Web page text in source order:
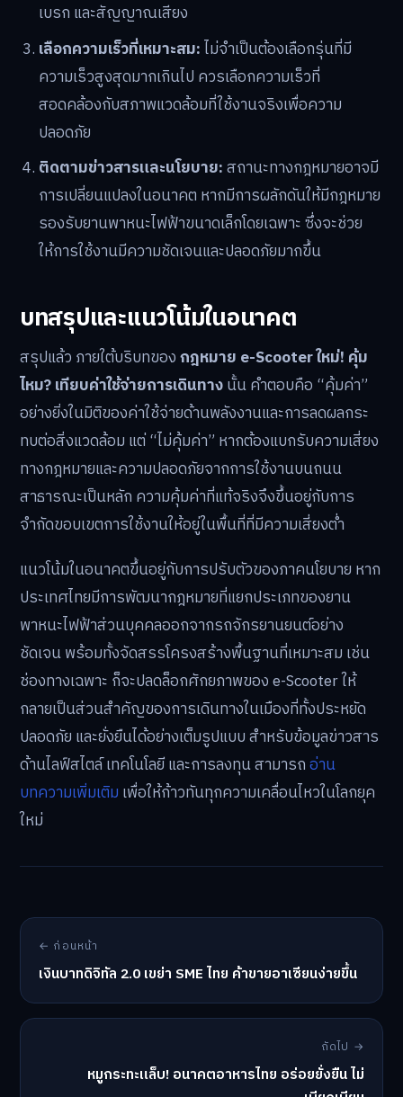
เบรก และสัญญาณเสียง
เลือกความเร็วที่เหมาะสม:ไม่จำเป็นต้องเลือกรุ่นที่มี
ความเร็วสูงสุดมากเกินไป ควรเลือกความเร็วที่
สอดคล้องกับสภาพแวดล้อมที่ใช้งานจริงเพื่อความ
ปลอดภัย
ติดตามข่าวสารและนโยบาย:สถานะทางกฎหมายอาจมี
การเปลี่ยนแปลงในอนาคต หากมีการผลักดันให้มีกฎหมาย
รองรับยานพาหนะไฟฟ้าขนาดเล็กโดยเฉพาะ ซึ่งจะช่วย
ให้การใช้งานมีความชัดเจนและปลอดภัยมากขึ้น
บทสรุปและแนวโน้มในอนาคต
สรุปแล้ว ภายใต้บริบทของกฎหมาย e-Scooter ใหม่! คุ้ม
ไหม? เทียบค่าใช้จ่ายการเดินทางนั้น คำตอบคือ “คุ้มค่า”
อย่างยิ่งในมิติของค่าใช้จ่ายด้านพลังงานและการลดผลกระ
ทบต่อสิ่งแวดล้อม แต่ “ไม่คุ้มค่า” หากต้องแบกรับความเสี่ยง
ทางกฎหมายและความปลอดภัยจากการใช้งานบนถนน
สาธารณะเป็นหลัก ความคุ้มค่าที่แท้จริงจึงขึ้นอยู่กับการ
จำกัดขอบเขตการใช้งานให้อยู่ในพื้นที่ที่มีความเสี่ยงต่ำ
แนวโน้มในอนาคตขึ้นอยู่กับการปรับตัวของภาคนโยบาย หาก
ประเทศไทยมีการพัฒนากฎหมายที่แยกประเภทของยาน
พาหนะไฟฟ้าส่วนบุคคลออกจากรถจักรยานยนต์อย่าง
ชัดเจน พร้อมทั้งจัดสรรโครงสร้างพื้นฐานที่เหมาะสม เช่น
ช่องทางเฉพาะ ก็จะปลดล็อกศักยภาพของ e-Scooter ให้
กลายเป็นส่วนสำคัญของการเดินทางในเมืองที่ทั้งประหยัด
ปลอดภัย และยั่งยืนได้อย่างเต็มรูปแบบ สำหรับข้อมูลข่าวสาร
ด้านไลฟ์สไตล์ เทคโนโลยี และการลงทุน สามารถอ่าน
บทความเพิ่มเติม เพื่อให้ก้าวทันทุกความเคลื่อนไหวในโลกยุค
ใหม่
← ก่อนหน้า
เงินบาทดิจิทัล 2.0 เขย่า SME ไทย ค้าขายอาเซียนง่ายขึ้น
ถัดไป →
หมูกระทะแล็บ! อนาคตอาหารไทย อร่อยยั่งยืน ไม่